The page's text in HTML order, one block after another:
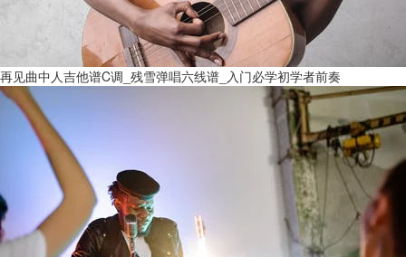
再见曲中人吉他谱C调_残雪弹唱六线谱_入门必学初学者前奏